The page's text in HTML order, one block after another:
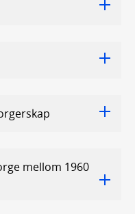
mellom 1960